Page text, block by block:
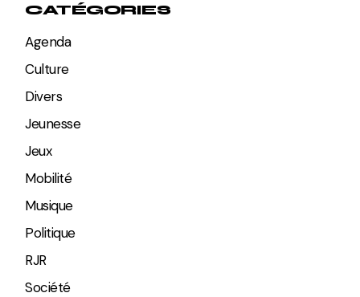
CATÉGORIES
Agenda
Culture
Divers
Jeunesse
Jeux
Mobilité
Musique
Politique
RJR
Société